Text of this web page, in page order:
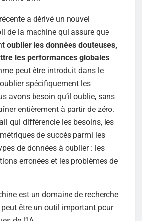
a dérivé un nouvel
de la machine qui assure que
oublier les données douteuses,
les performances globales
peut être introduit dans le
spécifiquement les
avons besoin qu’il oublie, sans
entièrement à partir de zéro.
qui différencie les besoins, les
de succès parmi les
de données à oublier : les
erronées et les problèmes de
est un domaine de recherche
être un outil important pour